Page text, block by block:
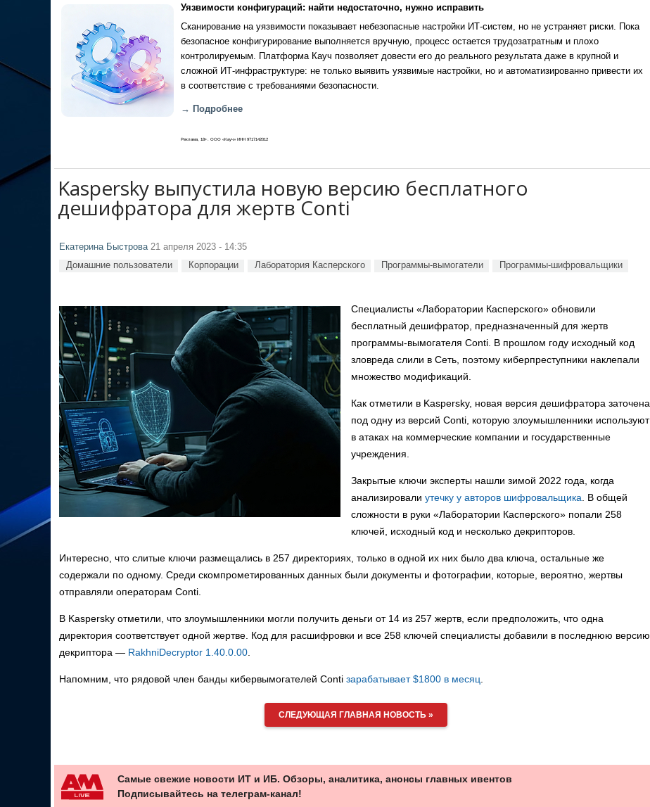
Уязвимости конфигураций: найти недостаточно, нужно исправить
Сканирование на уязвимости показывает небезопасные настройки ИТ-систем, но не устраняет риски. Пока
безопасное конфигурирование выполняется вручную, процесс остается трудозатратным и плохо
контролируемым. Платформа Кауч позволяет довести его до реального результата даже в крупной и
сложной ИТ-инфраструктуре: не только выявить уязвимые настройки, но и автоматизированно привести их
в соответствие с требованиями безопасности.
→ Подробнее
Реклама, 18+. ООО «Кауч» ИНН 9717142012
Kaspersky выпустила новую версию бесплатного
дешифратора для жертв Conti
Екатерина Быстрова21 апреля 2023 - 14:35
Домашние пользователи Корпорации Лаборатория Касперского Программы-вымогатели Программы-шифровальщики
Специалисты «Лаборатории Касперского» обновили
бесплатный дешифратор, предназначенный для жертв
программы-вымогателя Conti. В прошлом году исходный код
зловреда слили в Сеть, поэтому киберпреступники наклепали
множество модификаций.
Как отметили в Kaspersky, новая версия дешифратора заточена
под одну из версий Conti, которую злоумышленники используют
в атаках на коммерческие компании и государственные
учреждения.
Закрытые ключи эксперты нашли зимой 2022 года, когда
анализировали утечку у авторов шифровальщика . В общей
сложности в руки «Лаборатории Касперского» попали 258
ключей, исходный код и несколько декрипторов.
Интересно, что слитые ключи размещались в 257 директориях, только в одной их них было два ключа, остальные же
содержали по одному. Среди скомпрометированных данных были документы и фотографии, которые, вероятно, жертвы
отправляли операторам Conti.
В Kaspersky отметили, что злоумышленники могли получить деньги от 14 из 257 жертв, если предположить, что одна
директория соответствует одной жертве. Код для расшифровки и все 258 ключей специалисты добавили в последнюю версию
декриптора — RakhniDecryptor 1.40.0.00
Напомним, что рядовой член банды кибервымогателей Conti зарабатывает $1800 в месяц
СЛЕДУЮЩАЯ ГЛАВНАЯ НОВОСТЬ »
Самые свежие новости ИТ и ИБ. Обзоры, аналитика, анонсы главных ивентов
Подписывайтесь на телеграм-канал!